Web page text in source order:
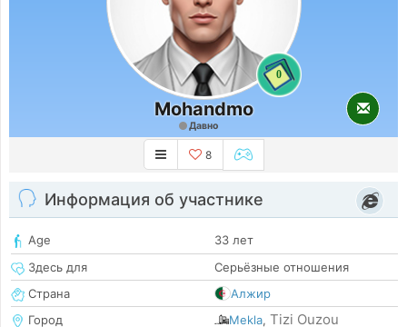
0
Mohandmo
Давно
8
Информация об участнике
Age
33 лет
Здесь для
Серьёзные отношения
Страна
Алжир
Город
Mekla, Tizi Ouzou